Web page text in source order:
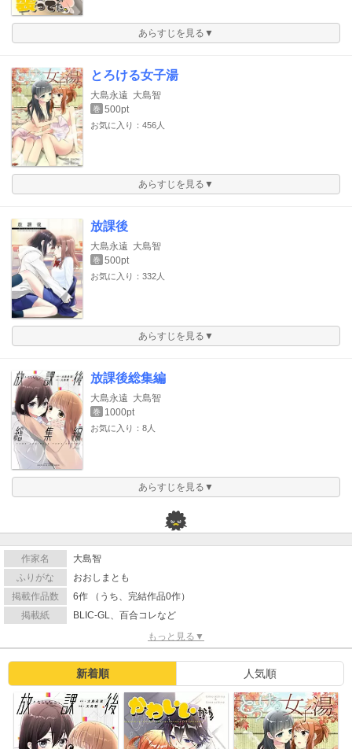
あらすじを見る▼
とろける女子湯
大島永遠 大島智
巻 500pt
お気に入り：456人
あらすじを見る▼
放課後
大島永遠 大島智
巻 500pt
お気に入り：332人
あらすじを見る▼
放課後総集編
大島永遠 大島智
巻 1000pt
お気に入り：8人
あらすじを見る▼
作家名
大島智
ふりがな
おおしまとも
掲載作品数
6作 （うち、完結作品0作）
掲載紙
BLIC-GL、百合コレなど
もっと見る▼
新着順 人気順